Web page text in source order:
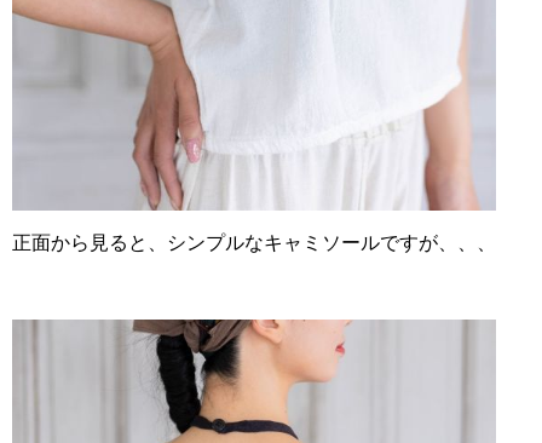
正面から見ると、シンプルなキャミソールですが、、、